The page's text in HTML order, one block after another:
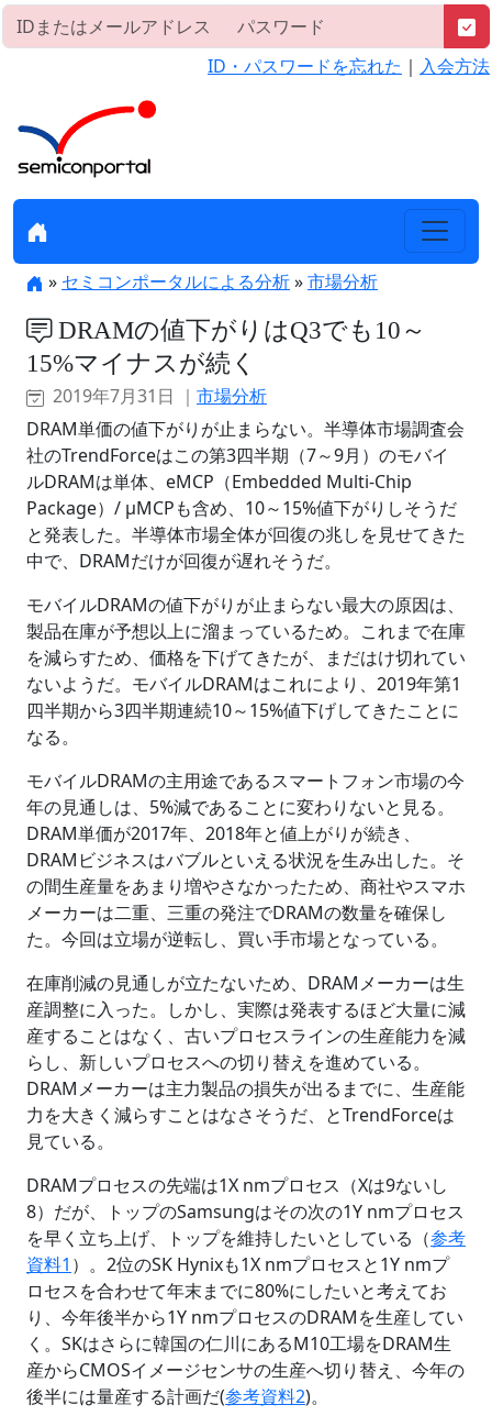
ID・パスワードを忘れた ｜ 入会方法
» セミコンポータルによる分析»市場分析
DRAMの値下がりはQ3でも10～
15%マイナスが続く
2019年7月31日 ｜ 市場分析
DRAM単価の値下がりが止まらない。半導体市場調査会
社のTrendForceはこの第3四半期（7～9月）のモバイ
ルDRAMは単体、eMCP（Embedded Multi-Chip
Package）/ µMCPも含め、10～15%値下がりしそうだ
と発表した。半導体市場全体が回復の兆しを見せてきた
中で、DRAMだけが回復が遅れそうだ。
モバイルDRAMの値下がりが止まらない最大の原因は、
製品在庫が予想以上に溜まっているため。これまで在庫
を減らすため、価格を下げてきたが、まだはけ切れてい
ないようだ。モバイルDRAMはこれにより、2019年第1
四半期から3四半期連続10～15%値下げしてきたことに
なる。
モバイルDRAMの主用途であるスマートフォン市場の今
年の見通しは、5%減であることに変わりないと見る。
DRAM単価が2017年、2018年と値上がりが続き、
DRAMビジネスはバブルといえる状況を生み出した。そ
の間生産量をあまり増やさなかったため、商社やスマホ
メーカーは二重、三重の発注でDRAMの数量を確保し
た。今回は立場が逆転し、買い手市場となっている。
在庫削減の見通しが立たないため、DRAMメーカーは生
産調整に入った。しかし、実際は発表するほど大量に減
産することはなく、古いプロセスラインの生産能力を減
らし、新しいプロセスへの切り替えを進めている。
DRAMメーカーは主力製品の損失が出るまでに、生産能
力を大きく減らすことはなさそうだ、とTrendForceは
見ている。
DRAMプロセスの先端は1X nmプロセス（Xは9ないし
8）だが、トップのSamsungはその次の1Y nmプロセス
を早く立ち上げ、トップを維持したいとしている（参考
資料1 ）。2位のSK Hynixも1X nmプロセスと1Y nmプ
ロセスを合わせて年末までに80%にしたいと考えてお
り、今年後半から1Y nmプロセスのDRAMを生産してい
く。SKはさらに韓国の仁川にあるM10工場をDRAM生
産からCMOSイメージセンサの生産へ切り替え、今年の
後半には量産する計画だ(参考資料2)。